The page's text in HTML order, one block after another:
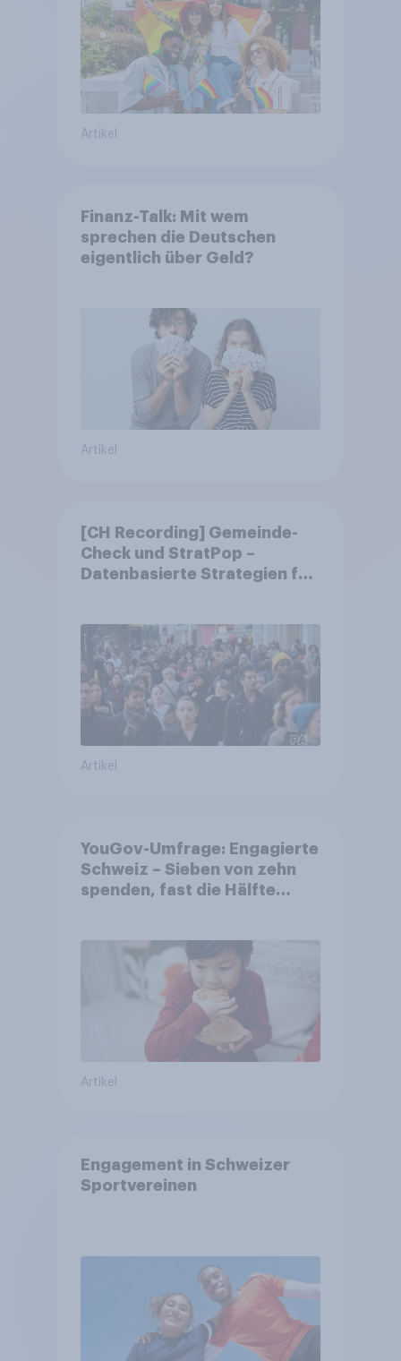
Artikel
Finanz-Talk: Mit wem
sprechen die Deutschen
eigentlich über Geld?
Artikel
[CH Recording] Gemeinde-
Check und StratPop –
Datenbasierte Strategien für
Artikel
YouGov-Umfrage: Engagierte
Schweiz – Sieben von zehn
spenden, fast die Hälfte
Artikel
Engagement in Schweizer
Sportvereinen